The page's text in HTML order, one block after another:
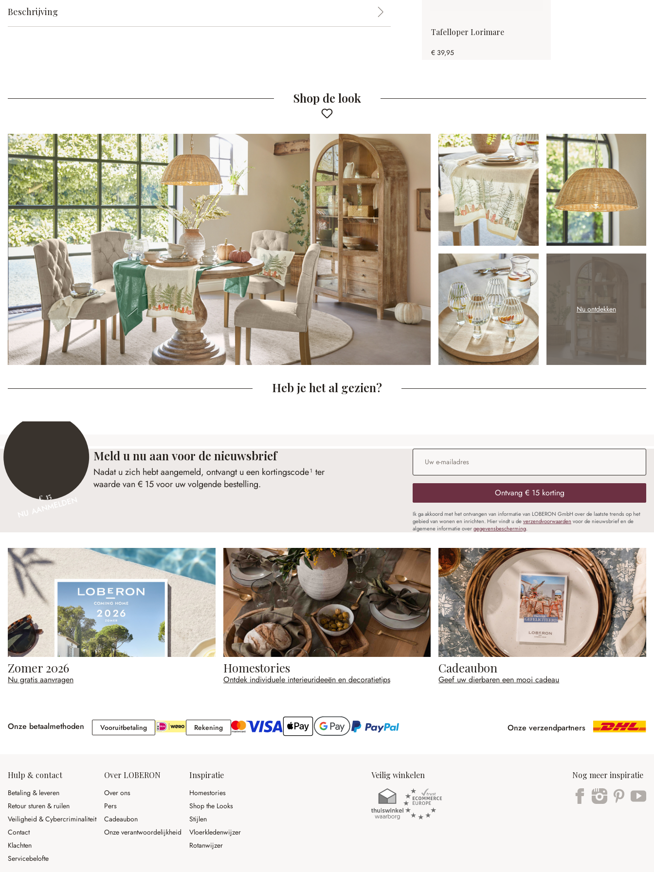
Beschrijving
Tafelloper Lorimare
€ 39,95
Shop de look
Nu ontdekken
Heb je het al gezien?
€ 15
NU AANMELDEN
Meld u nu aan voor de nieuwsbrief
Nadat u zich hebt aangemeld, ontvangt u een kortingscode¹ ter
waarde van € 15 voor uw volgende bestelling.
E-mailadres
Ontvang € 15 korting
Ik ga akkoord met het ontvangen van informatie van LOBERON GmbH over de laatste trends op het
gebied van wonen en inrichten. Hier vindt u deverzendvoorwaarden voor de nieuwsbrief en de
algemene informatie overgegevensbescherming.
Zomer 2026
Nu gratis aanvragen
Homestories
Ontdek individuele interieurideeën en decoratietips
Cadeaubon
Geef uw dierbaren een mooi cadeau
Onze betaalmethoden VooruitbetalingVooruitbetaling RekeningRekening Onze verzendpartners
Hulp & contact
Betaling & leveren
Retour sturen & ruilen
Veiligheid & Cybercriminaliteit
Contact
Klachten
Servicebelofte
Over LOBERON
Over ons
Pers
Cadeaubon
Onze verantwoordelijkheid
Inspiratie
Homestories
Shop the Looks
Stijlen
Vloerkledenwijzer
Rotanwijzer
Veilig winkelen Nog meer inspiratie